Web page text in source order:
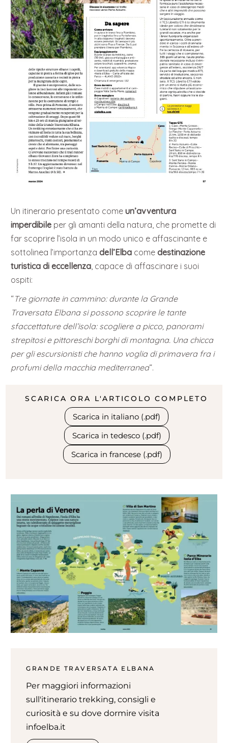
Un itinerario presentato comeun’avventura
imperdibile per gli amanti della natura, che promette di
far scoprire l’isola in un modo unico e affascinante e
sottolinea l’importanzadell’Elba comedestinazione
turistica di eccellenza , capace di affascinare i suoi
ospiti:
“Tre giornate in cammino: durante la Grande
Traversata Elbana si possono scoprire le tante
sfaccettature dell’isola: scogliere a picco, panorami
strepitosi e pittoreschi borghi di montagna. Una chicca
per gli escursionisti che hanno voglia di primavera fra i
profumi della macchia mediterranea“.
SCARICA ORA L'ARTICOLO COMPLETO
Scarica in italiano (.pdf)
Scarica in tedesco (.pdf)
Scarica in francese (.pdf)
GRANDE TRAVERSATA ELBANA
Per maggiori informazioni
sull'itinerario trekking, consigli e
curiosità e su dove dormire visita
infoelba.it